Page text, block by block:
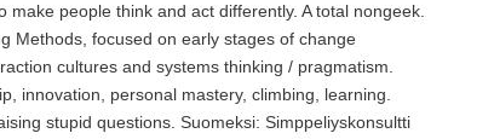
make people think and act differently. A total nongeek.
Methods, focused on early stages of change
cultures and systems thinking / pragmatism.
innovation, personal mastery, climbing, learning.
stupid questions. Suomeksi: Simppeliyskonsultti